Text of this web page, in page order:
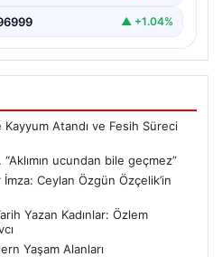
▲ +1.04%
Atandı ve Fesih Süreci
ucundan bile geçmez”
İmza: Ceylan Özgün Özçelik’in
Yazan Kadınlar: Özlem
Yaşam Alanları